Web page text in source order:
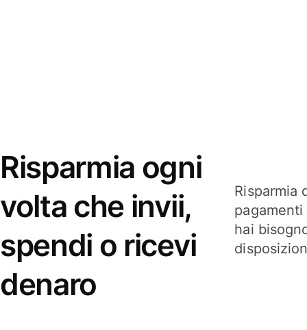
Risparmia ogni
volta che invii,
spendi o ricevi
denaro
Risparmia
hai